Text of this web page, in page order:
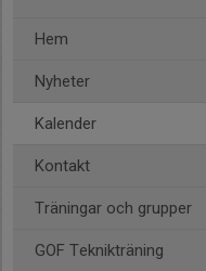
Hem
Nyheter
Kalender
Kontakt
Träningar och grupper
GOF Teknikträning